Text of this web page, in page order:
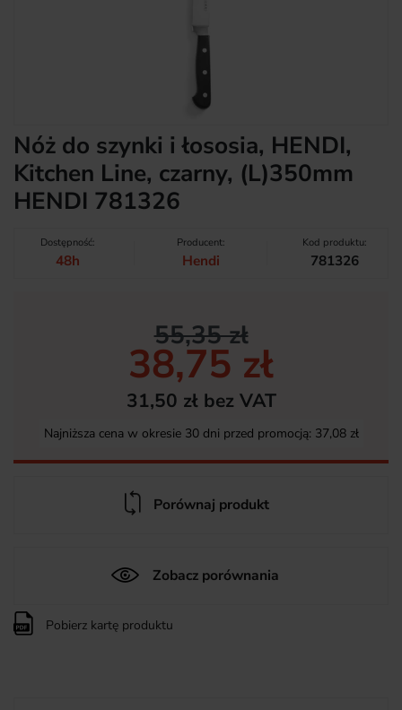
Nóż do szynki i łososia, HENDI,
Kitchen Line, czarny, (L)350mm
HENDI 781326
Dostępność:
48h
Producent:
Hendi
Kod produktu:
781326
55,35 zł
38,75 zł
31,50 zł bez VAT
Najniższa cena w okresie 30 dni przed promocją: 37,08 zł
Porównaj produkt
Zobacz porównania
Pobierz kartę produktu